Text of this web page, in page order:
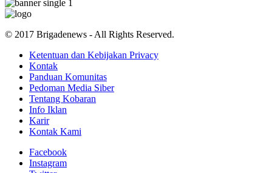
© 2017 Brigadenews - All Rights Reserved.
Ketentuan dan Kebijakan Privacy
Kontak
Panduan Komunitas
Pedoman Media Siber
Tentang Kobaran
Info Iklan
Karir
Kontak Kami
Facebook
Instagram